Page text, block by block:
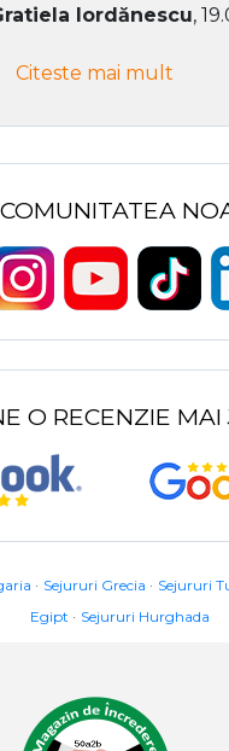
Iordănescu,
Citeste mai mult
O RECENZIE MAI
Sejururi Grecia Sejururi
Egipt
Sejururi Hurghada